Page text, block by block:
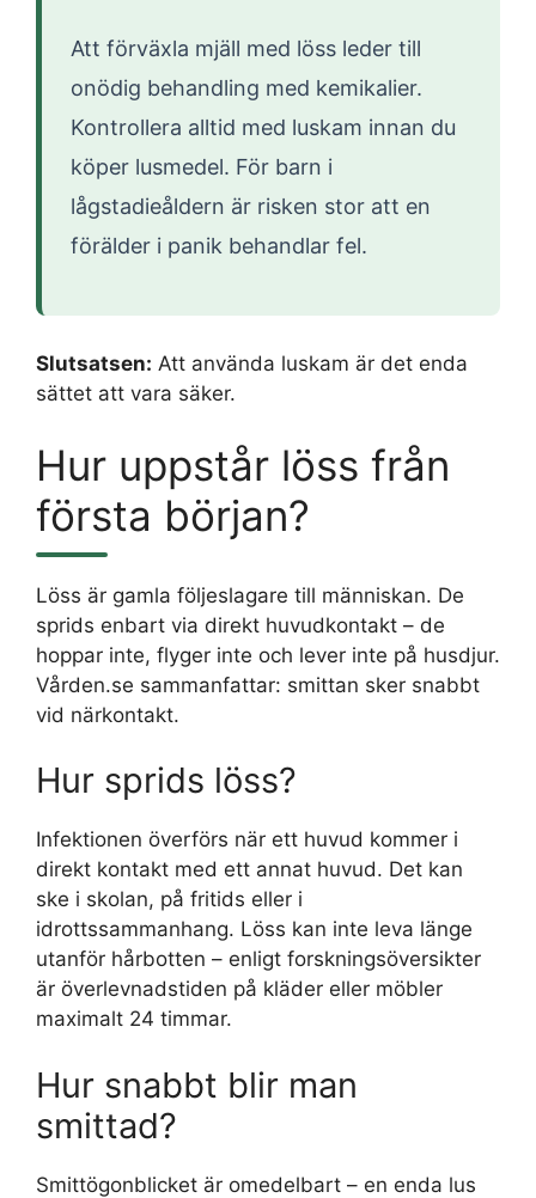
Att förväxla mjäll med löss leder till
onödig behandling med kemikalier.
Kontrollera alltid med luskam innan du
köper lusmedel. För barn i
lågstadieåldern är risken stor att en
förälder i panik behandlar fel.
Slutsatsen: Att använda luskam är det enda
sättet att vara säker.
Hur uppstår löss från
första början?
Löss är gamla följeslagare till människan. De
sprids enbart via direkt huvudkontakt – de
hoppar inte, flyger inte och lever inte på husdjur.
Vården.se sammanfattar: smittan sker snabbt
vid närkontakt.
Hur sprids löss?
Infektionen överförs när ett huvud kommer i
direkt kontakt med ett annat huvud. Det kan
ske i skolan, på fritids eller i
idrottssammanhang. Löss kan inte leva länge
utanför hårbotten – enligt forskningsöversikter
är överlevnadstiden på kläder eller möbler
maximalt 24 timmar.
Hur snabbt blir man
smittad?
Smittögonblicket är omedelbart – en enda lus